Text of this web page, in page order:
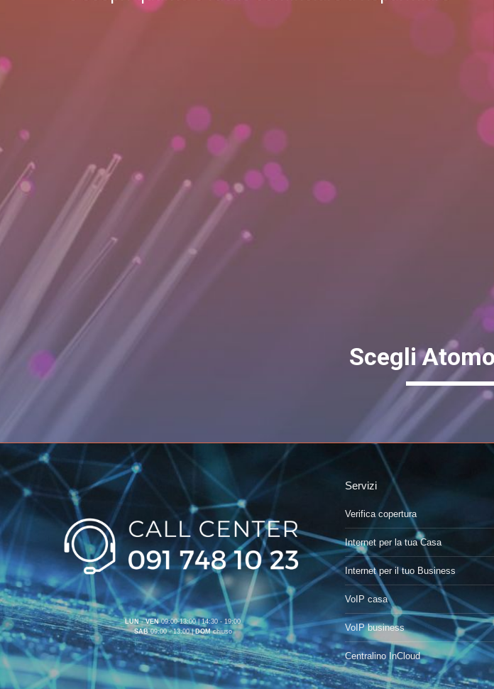
Scegli
LUN-VEN09:00-13:00 | 14:30 - 19:00
SAB09:00 - 13:00 |DOMchiuso
Servizi
Verifica copertura
Internet per la tua Casa
Internet per il tuo Business
VoIP casa
VoIP business
Centralino InCloud